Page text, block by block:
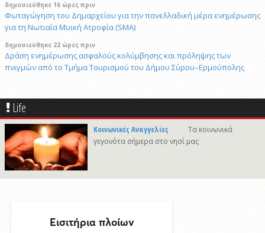
δημοσιεύθηκε 16 ώρες πριν
Φωταγώγηση του Δημαρχείου για την πανελλαδική μέρα ενημέρωσης
για τη Νωτιαία Μυική Ατροφία (SMA)
δημοσιεύθηκε 22 ώρες πριν
Δράση ενημέρωσης ασφαλούς κολύμβησης και πρόληψης των
πνιγμών από το Τμήμα Τουρισμού του Δήμου Σύρου–Ερμούπολης
4/8/2026 15:20
Στις φυλακές της Χίου οδηγήθηκε ο 41χρονος δράστης του φονικού
στην Άνω Σύρο
δημοσιεύθηκε 16 ώρες πριν
Πρόταση για ονοματοδοσία του κεντρικού παραλιακού δρόμου Λωτού
κλειστό από την Δευτέρα 10/8 έως και την Δευτέρα 17/8
Life
Κοινωνικές Αναγγελίες
Τα κοινωνικά
γεγονότα σήμερα στο νησί μας